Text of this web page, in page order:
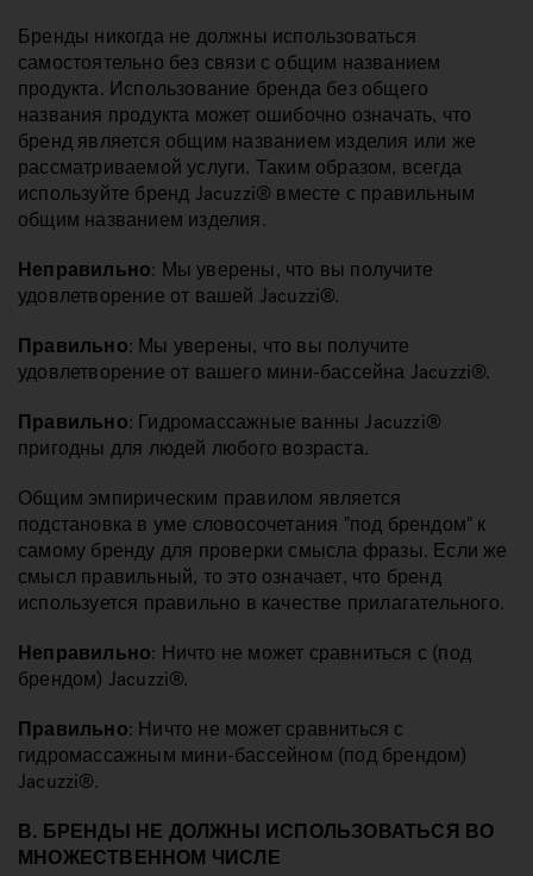
Бренды никогда не должны использоваться
самостоятельно без связи с общим названием
продукта. Использование бренда без общего
названия продукта может ошибочно означать, что
бренд является общим названием изделия или же
рассматриваемой услуги. Таким образом, всегда
используйте бренд Jacuzzi® вместе с правильным
общим названием изделия.
Неправильно: Мы уверены, что вы получите
удовлетворение от вашей Jacuzzi®.
Правильно: Мы уверены, что вы получите
удовлетворение от вашего мини-бассейна Jacuzzi®.
Правильно: Гидромассажные ванны Jacuzzi®
пригодны для людей любого возраста.
Общим эмпирическим правилом является
подстановка в уме словосочетания "под брендом" к
самому бренду для проверки смысла фразы. Если же
смысл правильный, то это означает, что бренд
используется правильно в качестве прилагательного.
Неправильно: Ничто не может сравниться с (под
брендом) Jacuzzi®.
Правильно: Ничто не может сравниться с
гидромассажным мини-бассейном (под брендом)
Jacuzzi®.
В. БРЕНДЫ НЕ ДОЛЖНЫ ИСПОЛЬЗОВАТЬСЯ ВО
МНОЖЕСТВЕННОМ ЧИСЛЕ